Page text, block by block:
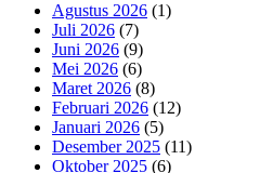
Agustus 2026 (1)
Juli 2026 (7)
Juni 2026 (9)
Mei 2026 (6)
Maret 2026 (8)
Februari 2026 (12)
Januari 2026 (5)
Desember 2025 (11)
Oktober 2025 (6)